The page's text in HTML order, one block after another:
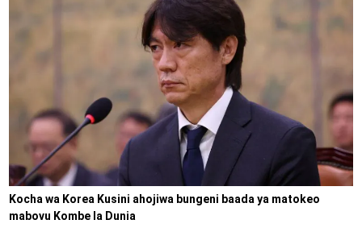
Kocha wa Korea Kusini ahojiwa bungeni baada ya matokeo
mabovu Kombe la Dunia